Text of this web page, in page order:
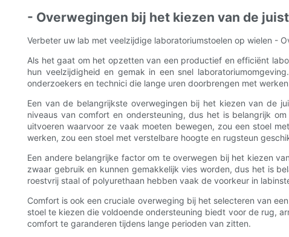
- Overwegingen bij het kiezen van de
Verbeter uw lab met veelzijdige laboratoriumstoelen op wielen -
Als het gaat om het opzetten van een productief en efficiënt
hun veelzijdigheid en gemak in een snel
onderzoekers en technici die lange uren doorbrengen met
Een van de belangrijkste overwegingen bij het kiezen van de
niveaus van comfort en ondersteuning, dus het is belangrijk
uitvoeren waarvoor ze vaak moeten bewegen, zou een stoel
werken, zou een stoel met verstelbare hoogte en rugsteun
Een andere belangrijke factor om te overwegen bij het kiezen
zwaar gebruik en kunnen gemakkelijk vies worden, dus het is
roestvrij staal of polyurethaan hebben vaak de voorkeur in
Comfort is ook een cruciale overweging bij het selecteren van
​​stoel te kiezen die voldoende ondersteuning biedt voor de rug,
comfort te garanderen tijdens lange perioden van zitten.